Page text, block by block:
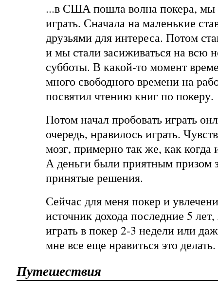
...в США пошла волна покера, мы
играть. Сначала на маленькие
друзьями для интереса. Потом
и мы стали засиживаться на всю
субботы. В какой-то момент
много свободного времени на
посвятил чтению книг по покеру.
Потом начал пробовать играть
очередь, нравилось играть.
мозг, примерно так же, как
А деньги были приятным призом
принятые решения.
Сейчас для меня покер и
источник дохода последние 5
играть в покер 2-3 недели или
мне все еще нравиться это делать.
Путешествия